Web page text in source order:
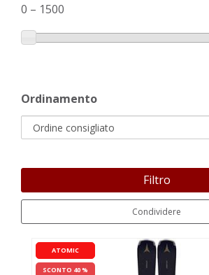
0 – 1500
Ordinamento
Filtro
Condividere
ATOMIC
SCONTO 40 %